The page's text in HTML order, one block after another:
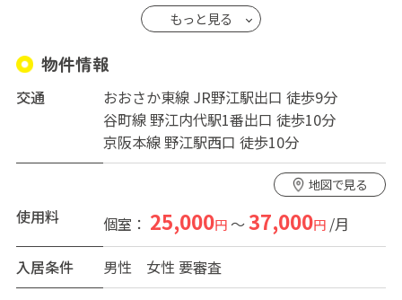
ただ安いだけじゃない、利便性と将来への投資を両立さ
せたいあなたへ。 梅田8分、京橋徒歩圏内。主要エリア
へのアクセスを極めた立地でありながら、驚きのコスパ
を実現。あなたの時間を生み出し、夢への資金を育むた
めの「戦略的拠点」です。
【NOE】3つの魅力
1.3WAYアクセスで叶える、ストレスフリーな立地。毎日
の通勤時間を短縮し、自分の時間を最大化しませんか？
【NOE】は、JRおおさか東線、地下鉄谷町線、京阪本線
の3駅が徒歩圏内という、大阪市内でも屈指の好立地です
・「大阪駅（梅田）」へ直通10分、「難波駅」へ直通18
分。乗り換えなし
もっと見る
物件情報
交通
おおさか東線 JR野江駅出口 徒歩9分
谷町線 野江内代駅1番出口 徒歩10分
京阪本線 野江駅西口 徒歩10分
地図で見る
使用料 個室： 25,000円～37,000円/月
入居条件
男性 女性 要審査